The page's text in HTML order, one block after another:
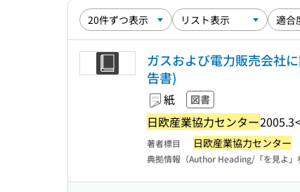
ガスおよび電力販売会社
告書)
紙 図書
日欧産業協力センター2005.3
著者標目 日欧産業協力センター
典拠情報（Author Heading/「を見よ」